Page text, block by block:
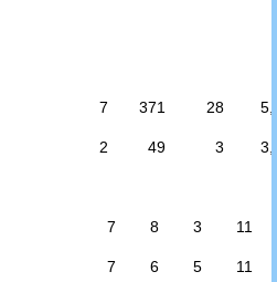
7 371 28
2 49 3
7 8 3 11
7 6 5 11